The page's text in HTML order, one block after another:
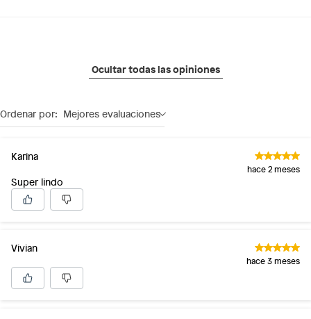
Ocultar todas las opiniones
Ordenar por: Mejores evaluaciones
Karina
hace 2 meses
Super lindo
Vivian
hace 3 meses